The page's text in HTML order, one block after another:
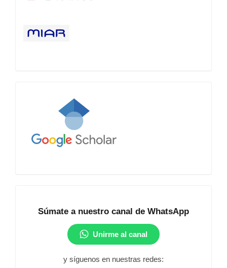
Google
Académico
Súmate a nuestro canal de WhatsApp
Unirme al canal
y síguenos en nuestras redes: